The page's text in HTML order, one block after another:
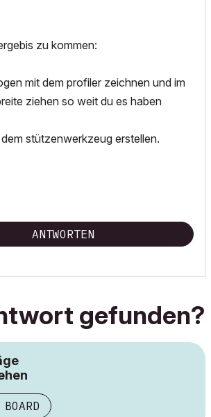
zu kommen:
mit dem profiler zeichnen und im
ziehen so weit du es haben
stützenwerkzeug erstellen.
ANTWORTEN
gefunden?